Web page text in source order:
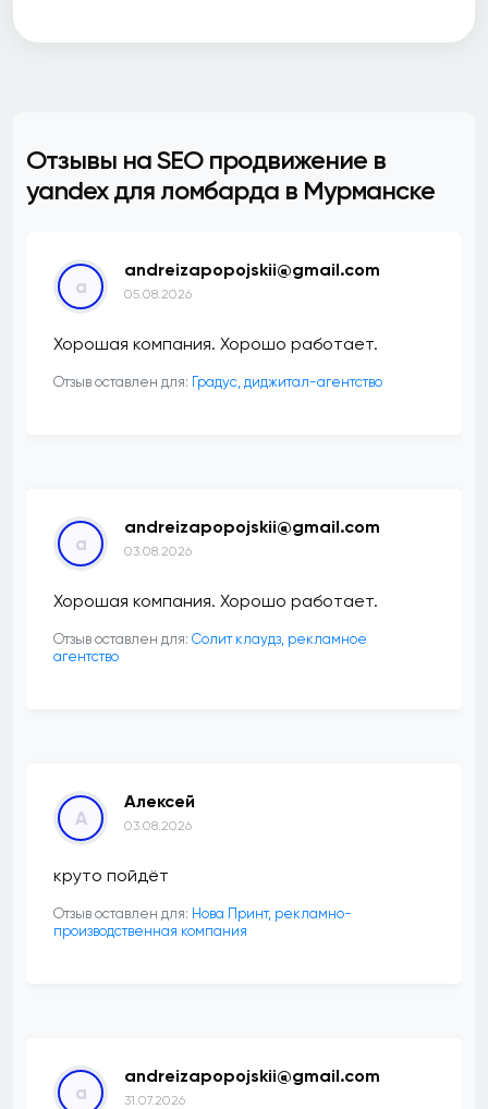
Отзывы на SEO продвижение в
yandex для ломбарда в Мурманске
a
andreizapopojskii@gmail.com
05.08.2026
Хорошая компания. Хорошо работает.
Отзыв оставлен для: ​Градус, диджитал-агентство
a
andreizapopojskii@gmail.com
03.08.2026
Хорошая компания. Хорошо работает.
Отзыв оставлен для: Солит клаудз, рекламное
агентство
А
Алексей
03.08.2026
круто пойдёт
Отзыв оставлен для: Нова Принт, рекламно-
производственная компания
a
andreizapopojskii@gmail.com
31.07.2026